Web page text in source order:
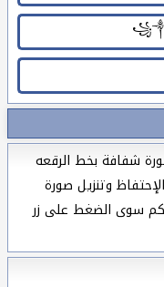
شفافة بخط الرقعه
وتنزيل صورة
سوى الضغط على زر